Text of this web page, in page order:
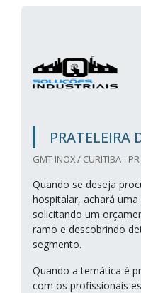
PRATELEIRA
GMT INOX / CURITIBA - PR
Quando se deseja
hospitalar, achará
solicitando um
ramo e descobrindo
segmento.
Quando a temática é
com os profissionais